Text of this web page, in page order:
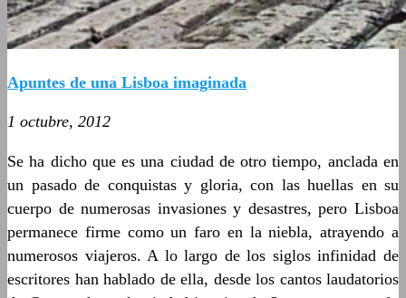
Apuntes de una Lisboa imaginada
1 octubre, 2012
Se ha dicho que es una ciudad de otro tiempo, anclada en
un pasado de conquistas y gloria, con las huellas en su
cuerpo de numerosas invasiones y desastres, pero Lisboa
permanece firme como un faro en la niebla, atrayendo a
numerosos viajeros. A lo largo de los siglos infinidad de
escritores han hablado de ella, desde los cantos laudatorios